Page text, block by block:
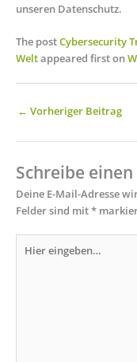
unseren Datenschutz.
The postCybersecurity
Weltappeared first on
← Vorheriger Beitrag
Schreibe
Deine E-Mail-Adresse
Felder sind mit*
eingeben…